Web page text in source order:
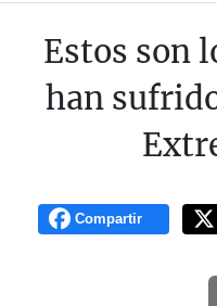
Estos son
han
Compartir